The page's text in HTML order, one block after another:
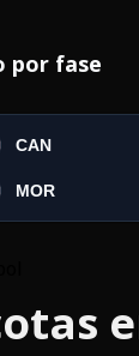
por fase
CAN
MOR